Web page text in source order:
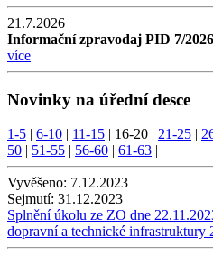
21.7.2026
Informační zpravodaj PID 7/2026
více
Novinky na úřední desce
1-5 6-10 11-15 16-20 21-25
50
51-55 56-60 61-63
Vyvěšeno: 7.12.2023
Sejmutí: 31.12.2023
Splnění úkolu ze ZO dne
dopravní a technické infrastruktury